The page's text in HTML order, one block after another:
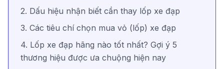
2. Dấu hiệu nhận biết cần thay lốp xe đạp
3. Các tiêu chí chọn mua vỏ (lốp) xe đạp
4. Lốp xe đạp hãng nào tốt nhất? Gợi ý 5
thương hiệu được ưa chuộng hiện nay